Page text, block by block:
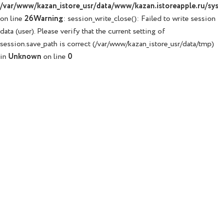
/var/www/kazan_istore_usr/data/www/kazan.istoreapple.ru/
on line 26Warning: session_write_close(): Failed to write session
data (user). Please verify that the current setting of
session.save_path is correct (/var/www/kazan_istore_usr/data/tmp)
in Unknown on line 0